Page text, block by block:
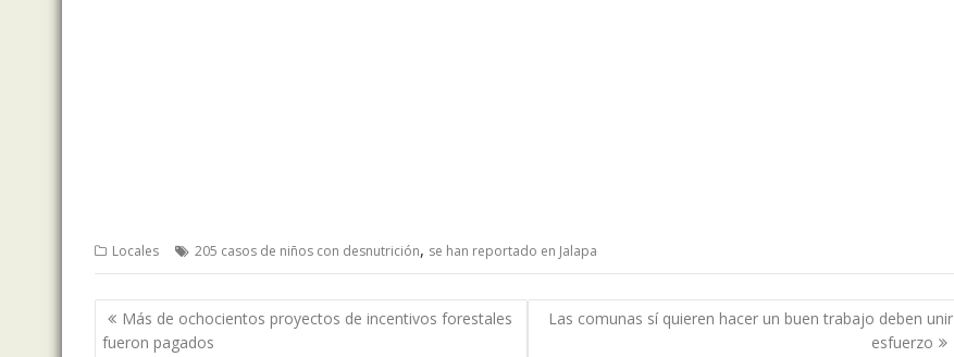
Locales 205 casos de niños con desnutrición, se han reportado en Jalapa
Post
navigation
Más de ochocientos proyectos de incentivos forestales
fueron pagados
Las comunas sí quieren hacer un buen trabajo deben unir
esfuerzo